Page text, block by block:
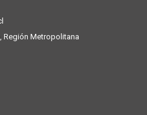
Región Metropolitana